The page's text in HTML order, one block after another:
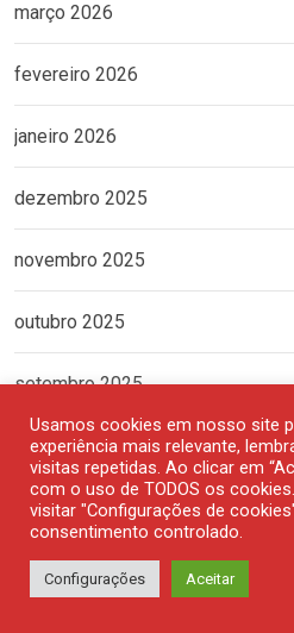
março 2026
fevereiro 2026
janeiro 2026
dezembro 2025
novembro 2025
outubro 2025
setembro 2025
agosto 2025
julho 2025
junho 2025
Usamos cookies em nosso site
experiência mais relevante,
visitas repetidas. Ao clicar em
com o uso de TODOS os
visitar "Configurações de
consentimento controlado.
Configurações Aceitar